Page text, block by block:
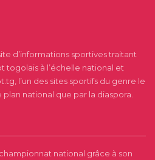
d’informations sportives traitant
togolais à l’échelle national et
l’un des sites sportifs du genre le
plan national que par la diaspora.
national grâce à son